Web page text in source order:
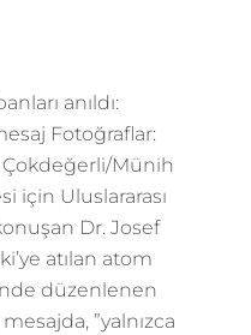
anıldı:
Fotoğraflar:
Münih
için Uluslararası
Dr. Josef
atılan atom
düzenlenen
”yalnızca